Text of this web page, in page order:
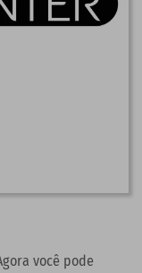
você pode